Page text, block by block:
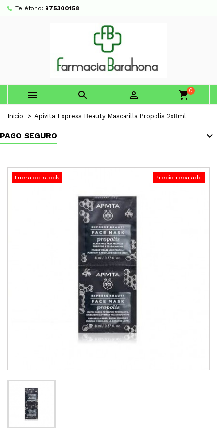
Teléfono: 975300158
   shopping_cart0
Inicio Apivita Express Beauty Mascarilla Propolis 2x8ml
PAGO SEGURO
Precio rebajado
Fuera de stock